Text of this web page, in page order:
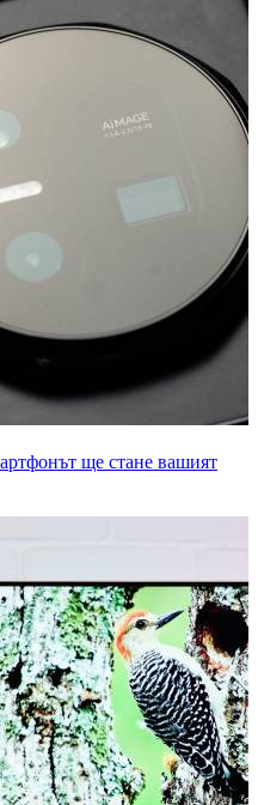
ще стане вашият